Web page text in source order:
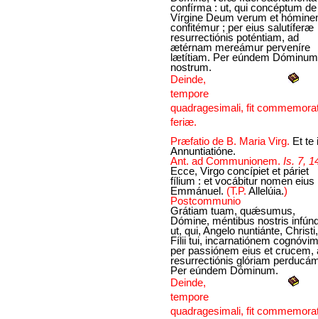
confírma : ut, qui concéptum de
Vírgine Deum verum et
confitémur ; per eius salutíferæ
resurrectiónis poténtiam, ad
ætérnam mereámur perveníre
lætítiam. Per eúndem Dóminum
nostrum.
Deinde,
tempore
quadragesimali, fit
feriæ.
Præfatio de B. Maria Virg. Et te
Annuntiatióne.
Ant. ad Communionem. Is. 7,
Ecce, Virgo concípiet et páriet
fílium : et vocábitur nomen eius
Emmánuel. (T.P. Allelúia.)
Postcommunio
Grátiam tuam, quǽsumus,
Dómine, méntibus nostris
ut, qui, Angelo nuntiánte, Christi,
Fílii tui, incarnatiónem
per passiónem eius et crucem,
resurrectiónis glóriam
Per eúndem Dóminum.
Deinde,
tempore
quadragesimali, fit